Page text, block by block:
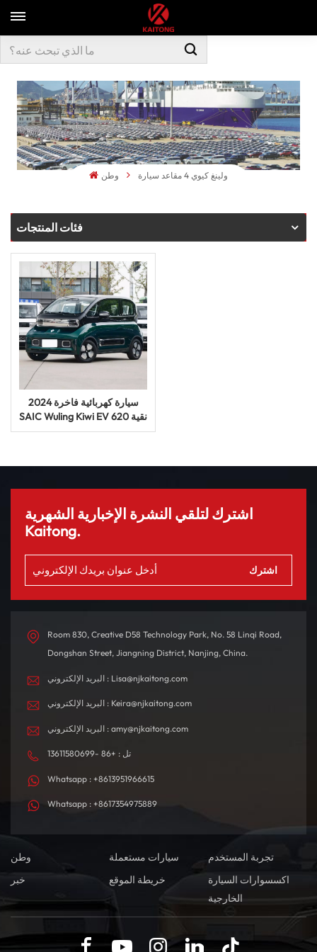
وطن ولينغ كيوي 4 مقاعد سيارة
فئات المنتجات
2024 سيارة كهربائية فاخرة
SAIC Wuling Kiwi EV نقية 620
كم سيارة طاقة جديدة سيارة
اشترك لتلقي النشرة الإخبارية الشهرية
Kaitong.
Room 830, Creative D58 Technology Park, No. 58 Linqi Road,
Dongshan Street, Jiangning District, Nanjing, China.
البريد الإلكتروني : Lisa@njkaitong.com
البريد الإلكتروني : Keira@njkaitong.com
البريد الإلكتروني : amy@njkaitong.com
تل : +86 -13611580699
Whatsapp : +8613951966615
Whatsapp : +8617354975889
وطن سيارات مستعملة
تجربة المستخدم
خبر
خريطة الموقع
اكسسوارات السيارة
الخارجية